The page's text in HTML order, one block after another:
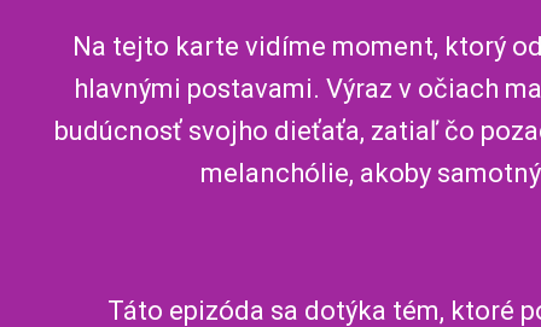
Na tejto karte vidíme moment, ktorý
hlavnými postavami. Výraz v očiach
budúcnosť svojho dieťaťa, zatiaľ čo
melanchólie, akoby
Táto epizóda sa dotýka tém, ktoré